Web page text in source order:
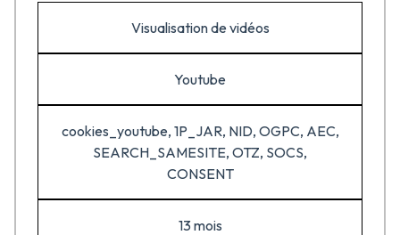
Visualisation de vidéos
Youtube
cookies_youtube, 1P_JAR, NID, OGPC, AEC,
SEARCH_SAMESITE, OTZ, SOCS,
CONSENT
13 mois